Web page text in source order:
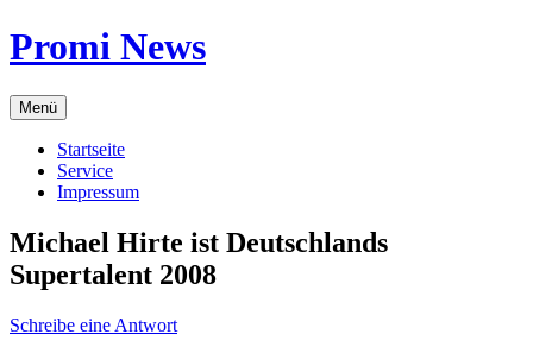
Zum
Inhalt
Promi News
Menü
Startseite
Service
Impressum
Michael Hirte ist Deutschlands
Supertalent 2008
Schreibe eine Antwort